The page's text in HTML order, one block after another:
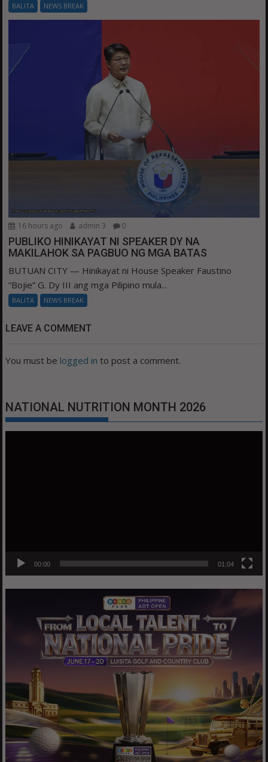
BALITA NEWS BREAK
16 hours ago admin 3 0
PUBLIKO HINIKAYAT NI SPEAKER DY NA
MAKILAHOK SA PAGBUO NG MGA BATAS
BUTUAN CITY — Hinikayat ni House Speaker Faustino
“Bojie” G. Dy III ang mga Pilipino mula...
BALITA NEWS BREAK
LEAVE A COMMENT
You must be logged in to post a comment.
NATIONAL NUTRITION MONTH 2026
00:00 01:04